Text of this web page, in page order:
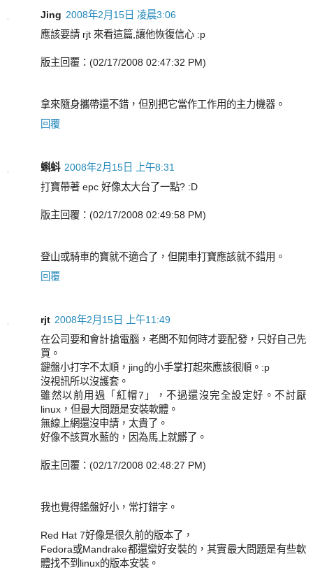
Jing 2008年2月15日 凌晨3:06
應該要請 rjt 來看這篇,讓他恢復信心 :p
版主回覆：(02/17/2008 02:47:32 PM)
拿來隨身攜帶還不錯，但別把它當作工作用的主力機器。
回覆
蝌蚪 2008年2月15日 上午8:31
打寶帶著 epc 好像太大台了一點? :D
版主回覆：(02/17/2008 02:49:58 PM)
登山或騎車的寶就不適合了，但開車打寶應該就不錯用。
回覆
rjt 2008年2月15日 上午11:49
在公司要和會計搶電腦，老闆不知何時才要配發，只好自己先
買。
鍵盤小打字不太順，jing的小手掌打起來應該很順。:p
沒視訊所以沒護套。
雖然以前用過「紅帽7」，不過還沒完全設定好。不討厭
linux，但最大問題是安裝軟體。
無線上網還沒申請，太貴了。
好像不該買水藍的，因為馬上就髒了。
版主回覆：(02/17/2008 02:48:27 PM)
我也覺得鑑盤好小，常打錯字。
Red Hat 7好像是很久前的版本了，
Fedora或Mandrake都還蠻好安裝的，其實最大問題是有些軟
體找不到linux的版本安裝。